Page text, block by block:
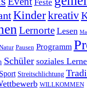
Feste
Kinderkreativ
Lernorte Lesen
Pausen Programm
Schüler soziales
Sport Streitschlichtung
WILLKOMMEN